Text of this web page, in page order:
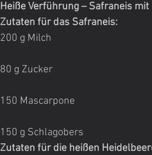
Heiße Verführung – Safraneis
Zutaten für das Safraneis:
200 g Milch
80 g Zucker
150 Mascarpone
150 g Schlagobers
Zutaten für die heißen